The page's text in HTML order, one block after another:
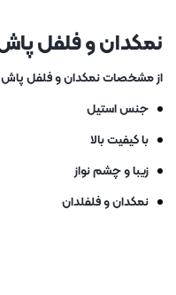
نمکدان و فلفل پاش
از مشخصات نمکدان و فلفل پاش قلمی ساور کد ۵۳۰۶ می
جنس استیل
با کیفیت بالا
زیبا و چشم نواز
نمکدان و فلفلدان